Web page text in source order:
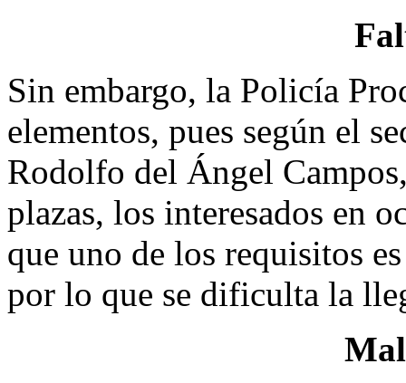
Sin embargo, la Policía
elementos, pues según el
Rodolfo del Ángel
plazas, los interesados en
que uno de los requisitos
por lo que se dificulta la